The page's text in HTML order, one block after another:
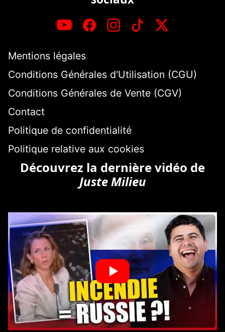
Mentions légales
Conditions Générales d'Utilisation (CGU)
Conditions Générales de Vente (CGV)
Contact
Politique de confidentialité
Politique relative aux cookies
Découvrez la dernière vidéo de
Juste Milieu